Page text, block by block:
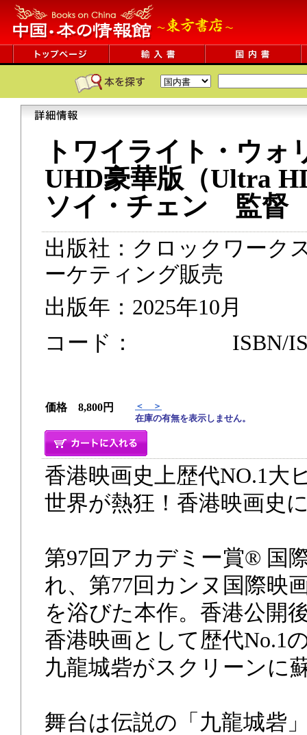
トワイライト・ウ
UHD豪華版（Ultra
ソイ・チェン 監督
出版社：クロックワーク
ーケティング販売
出版年：2025年10月
コード： ISBN/ISSN
価格 8,800円
＜ ＞
在庫の有無を表示しません。
香港映画史上歴代NO.1大
世界が熱狂！香港映画史
第97回アカデミー賞® 国
れ、第77回カンヌ国際映
を浴びた本作。香港公開
香港映画として歴代No.1
九龍城砦がスクリーンに
舞台は伝説の「九龍城